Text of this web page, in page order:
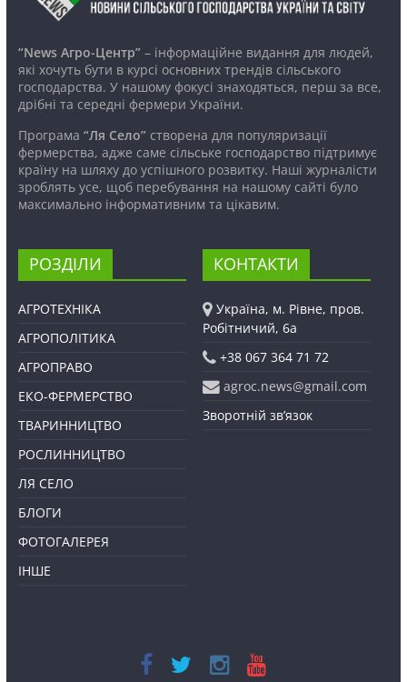
“News Агро-Центр”– інформаційне видання для людей,
які хочуть бути в курсі основних трендів сільського
господарства. У нашому фокусі знаходяться, перш за все,
дрібні та середні фермери України.
Програма “Ля Село”створена для популяризації
фермерства, адже саме сільське господарство підтримує
країну на шляху до успішного розвитку. Наші журналісти
зроблять усе, щоб перебування на нашому сайті було
максимально інформативним та цікавим.
РОЗДІЛИ
АГРОТЕХНІКА
АГРОПОЛІТИКА
АГРОПРАВО
ЕКО-ФЕРМЕРСТВО
ТВАРИННИЦТВО
РОСЛИННИЦТВО
ЛЯ СЕЛО
БЛОГИ
ФОТОГАЛЕРЕЯ
ІНШЕ
КОНТАКТИ
Україна, м. Рівне, пров.
Робітничий, 6а
+38 067 364 71 72
agroc.news@gmail.com
Зворотній зв’язок